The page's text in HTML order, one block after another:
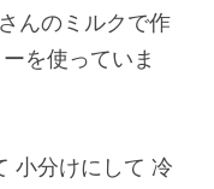
んのミルクで作
を使っていま
小分けにして 冷